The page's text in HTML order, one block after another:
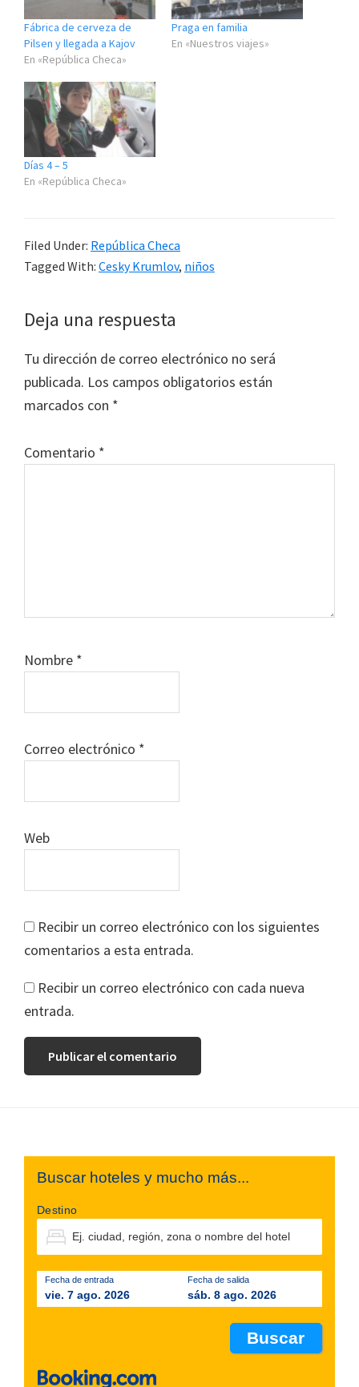
Fábrica de cerveza de
Pilsen y llegada a Kajov
En «República Checa»
Praga en familia
En «Nuestros viajes»
Días 4 – 5
En «República Checa»
Filed Under: República Checa
Tagged With: Cesky Krumlov, niños
Reader
Interactions
Deja una respuesta
Tu dirección de correo electrónico no será
publicada. Los campos obligatorios están
marcados con *
Comentario *
Nombre *
Correo electrónico *
Web
Recibir un correo electrónico con los siguientes
comentarios a esta entrada.
Recibir un correo electrónico con cada nueva
entrada.
FooterBuscar hoteles y mucho más...
Destino
Fecha de entrada
vie. 7 ago. 2026
Fecha de salida
sáb. 8 ago. 2026